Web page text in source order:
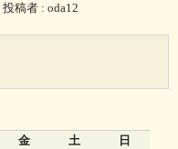
投稿者 : oda12
金 土 日